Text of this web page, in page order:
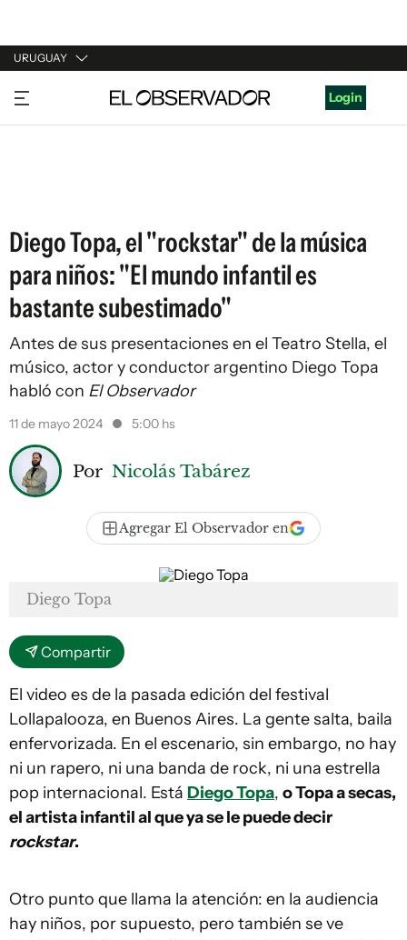
URUGUAY
URUGUAY
ARGENTINA
Login
Diego Topa, el "rockstar" de la música
para niños: "El mundo infantil es
bastante subestimado"
Antes de sus presentaciones en el Teatro Stella, el
músico, actor y conductor argentino Diego Topa
habló con El Observador
11 de mayo 2024 5:00 hs
Por Nicolás Tabárez
Agregar El Observador en
Diego Topa
Compartir
El video es de la pasada edición del festival
Lollapalooza, en Buenos Aires. La gente salta, baila
enfervorizada. En el escenario, sin embargo, no hay
ni un rapero, ni una banda de rock, ni una estrella
pop internacional. Está Diego Topa, o Topa a secas,
el artista infantil al que ya se le puede decir
rockstar.
Otro punto que llama la atención: en la audiencia
hay niños, por supuesto, pero también se ve